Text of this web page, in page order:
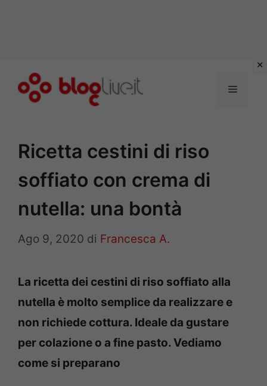
Menu
Ricetta cestini di riso
soffiato con crema di
nutella: una bontà
Ago 9, 2020 di Francesca A.
La ricetta dei cestini di riso soffiato alla
nutella è molto semplice da realizzare e
non richiede cottura. Ideale da gustare
per colazione o a fine pasto. Vediamo
come si preparano